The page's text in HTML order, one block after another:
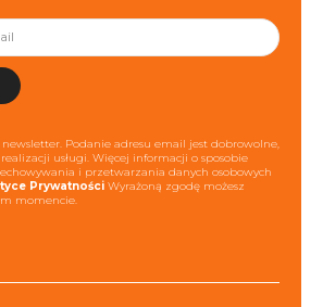
Podanie adresu email jest dobrowolne,
usługi. Więcej informacji o sposobie
i przetwarzania danych osobowych
Prywatności Wyrażoną zgodę możesz
momencie.